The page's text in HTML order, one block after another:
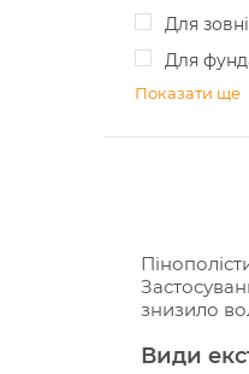
для
для
Показати ще
знизило
Види